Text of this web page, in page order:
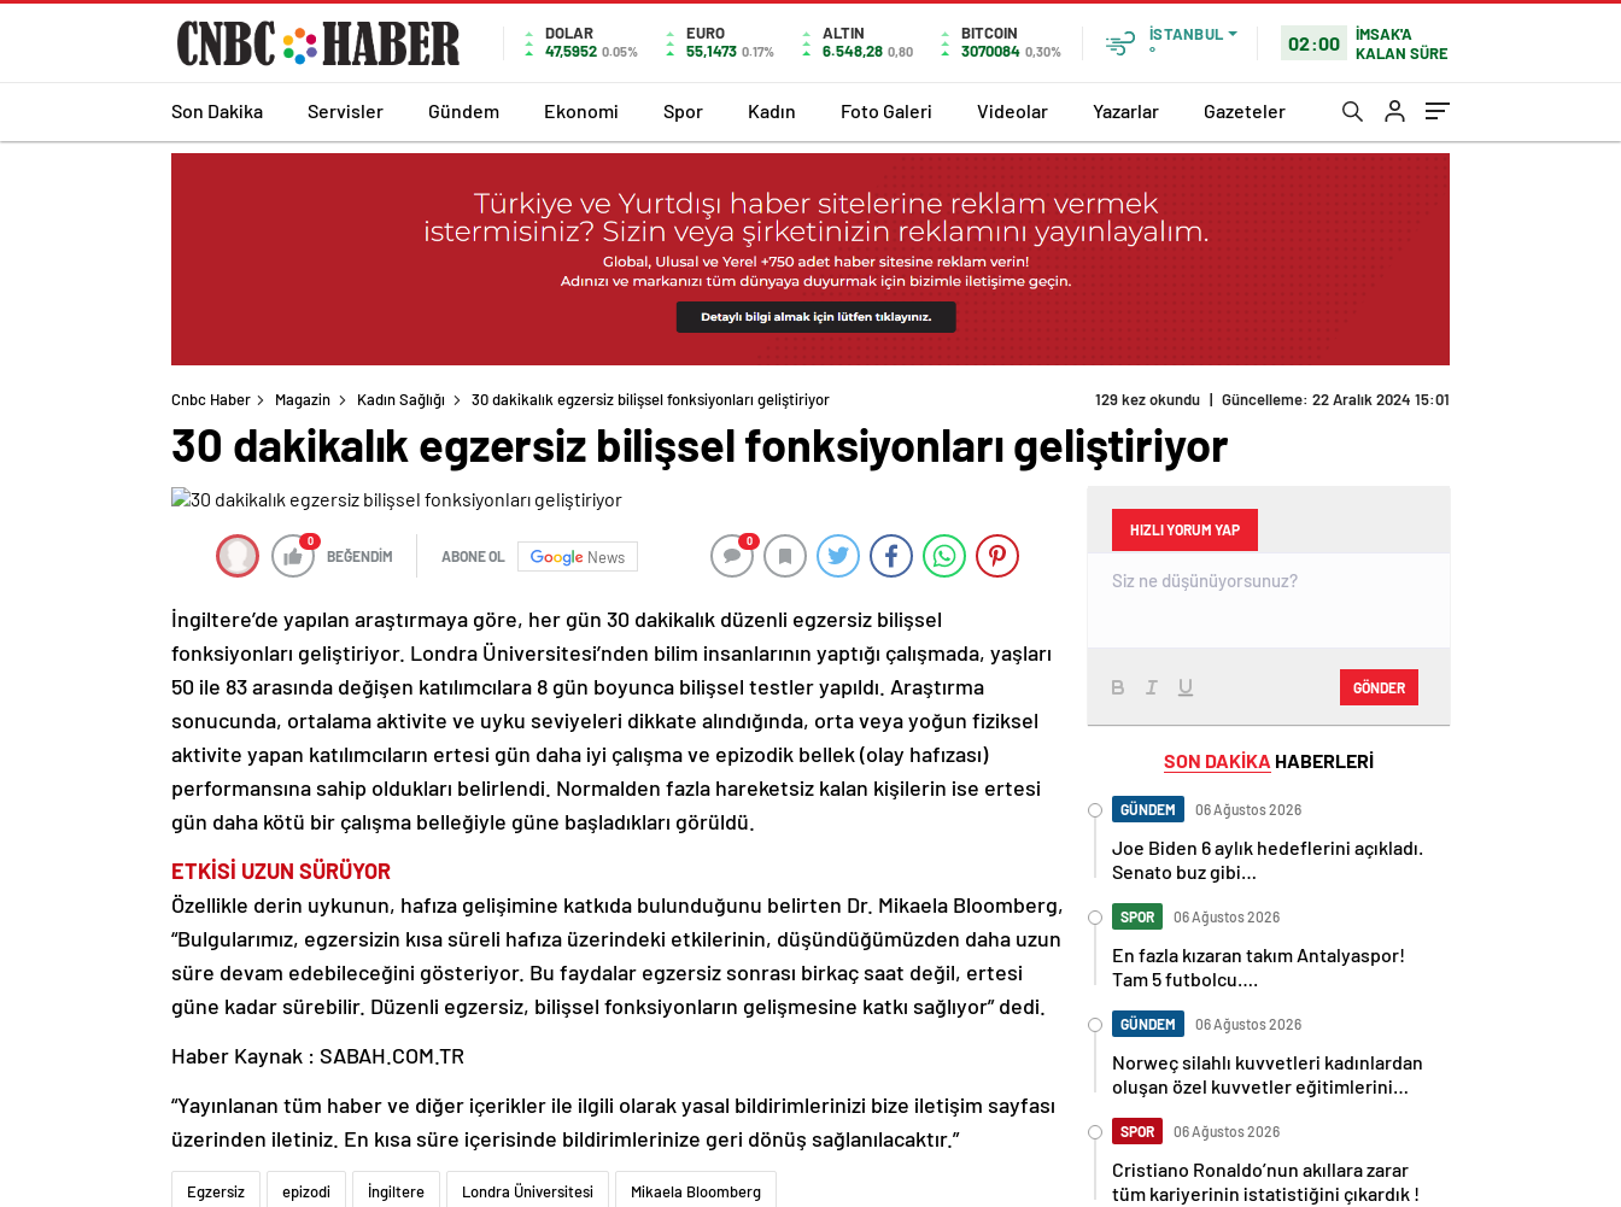
DOLAR
47,5952 0.05%
EURO
55,1473 0.17%
ALTIN
6.548,28 0,80
BITCOIN
3070084 0,30%
İSTANBUL
°
02:00
İMSAK'A
KALAN SÜRE
Son Dakika Servisler Gündem Ekonomi Spor Kadın Foto Galeri Videolar Yazarlar Gazeteler
Cnbc Haber Magazin Kadın Sağlığı 30 dakikalık egzersiz bilişsel fonksiyonları geliştiriyor 129 kez okundu | Güncelleme: 22 Aralık 2024 15:01
30 dakikalık egzersiz bilişsel fonksiyonları geliştiriyor
0
BEĞENDİM ABONE OL News
0
İngiltere’de yapılan araştırmaya göre, her gün 30 dakikalık düzenli egzersiz bilişsel
fonksiyonları geliştiriyor. Londra Üniversitesi’nden bilim insanlarının yaptığı çalışmada, yaşları
50 ile 83 arasında değişen katılımcılara 8 gün boyunca bilişsel testler yapıldı. Araştırma
sonucunda, ortalama aktivite ve uyku seviyeleri dikkate alındığında, orta veya yoğun fiziksel
aktivite yapan katılımcıların ertesi gün daha iyi çalışma ve epizodik bellek (olay hafızası)
performansına sahip oldukları belirlendi. Normalden fazla hareketsiz kalan kişilerin ise ertesi
gün daha kötü bir çalışma belleğiyle güne başladıkları görüldü.
ETKİSİ UZUN SÜRÜYOR
Özellikle derin uykunun, hafıza gelişimine katkıda bulunduğunu belirten Dr. Mikaela Bloomberg,
“Bulgularımız, egzersizin kısa süreli hafıza üzerindeki etkilerinin, düşündüğümüzden daha uzun
süre devam edebileceğini gösteriyor. Bu faydalar egzersiz sonrası birkaç saat değil, ertesi
güne kadar sürebilir. Düzenli egzersiz, bilişsel fonksiyonların gelişmesine katkı sağlıyor” dedi.
Haber Kaynak : SABAH.COM.TR
“Yayınlanan tüm haber ve diğer içerikler ile ilgili olarak yasal bildirimlerinizi bize iletişim sayfası
üzerinden iletiniz. En kısa süre içerisinde bildirimlerinize geri dönüş sağlanılacaktır.”
Egzersiz epizodi İngiltere Londra Üniversitesi Mikaela Bloomberg
HIZLI YORUM YAP
GÖNDER
SON DAKİKA HABERLERİ
GÜNDEM 06 Ağustos 2026
Joe Biden 6 aylık hedeflerini açıkladı.
Senato buz gibi…
SPOR 06 Ağustos 2026
En fazla kızaran takım Antalyaspor!
Tam 5 futbolcu….
GÜNDEM 06 Ağustos 2026
Norweç silahlı kuvvetleri kadınlardan
oluşan özel kuvvetler eğitimlerini
SPOR 06 Ağustos 2026
Cristiano Ronaldo’nun akıllara zarar
tüm kariyerinin istatistiğini çıkardık !